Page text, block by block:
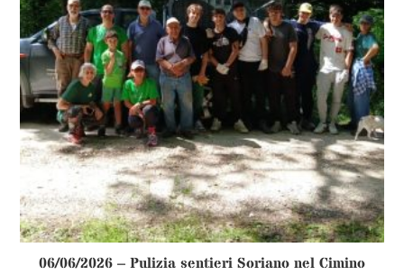
06/06/2026 – Pulizia sentieri Soriano nel Cimino